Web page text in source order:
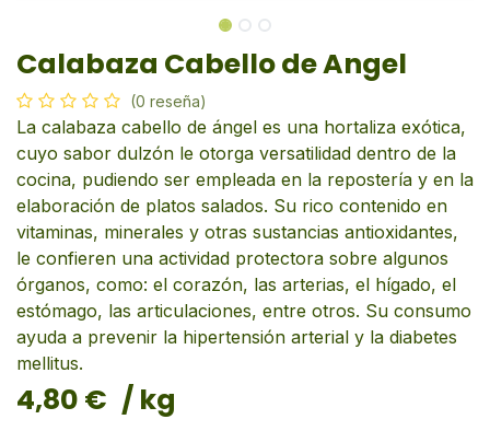
Calabaza Cabello de Angel
(0 reseña)
La calabaza cabello de ángel es una hortaliza exótica,
cuyo sabor dulzón le otorga versatilidad dentro de la
cocina, pudiendo ser empleada en la repostería y en la
elaboración de platos salados. Su rico contenido en
vitaminas, minerales y otras sustancias antioxidantes,
le confieren una actividad protectora sobre algunos
órganos, como: el corazón, las arterias, el hígado, el
estómago, las articulaciones, entre otros. Su consumo
ayuda a prevenir la hipertensión arterial y la diabetes
mellitus.
4,80 € / kg